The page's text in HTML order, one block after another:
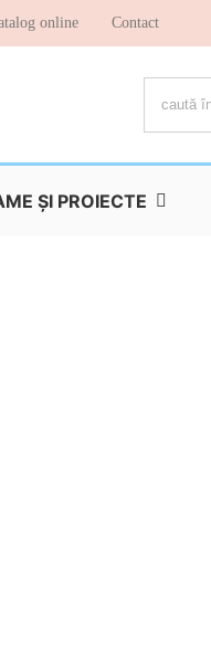
online Contact
ŞI PROIECTE